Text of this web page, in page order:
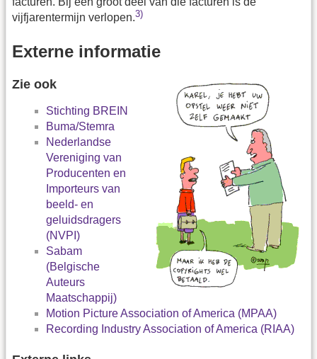
vijfjarentermijn verlopen.3)
Externe informatie
Zie ook
Stichting BREIN
Buma/Stemra
Nederlandse
Vereniging van
Producenten en
Importeurs van
beeld- en
geluidsdragers
(NVPI)
Sabam
(Belgische
Auteurs
Maatschappij)
Motion Picture Association of America (MPAA)
Recording Industry Association of America (RIAA)